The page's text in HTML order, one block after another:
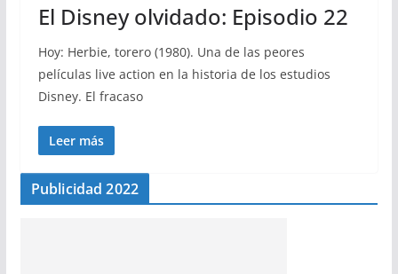
El Disney olvidado: Episodio 22
Hoy: Herbie, torero (1980). Una de las peores
películas live action en la historia de los estudios
Disney. El fracaso
Leer más
Publicidad 2022